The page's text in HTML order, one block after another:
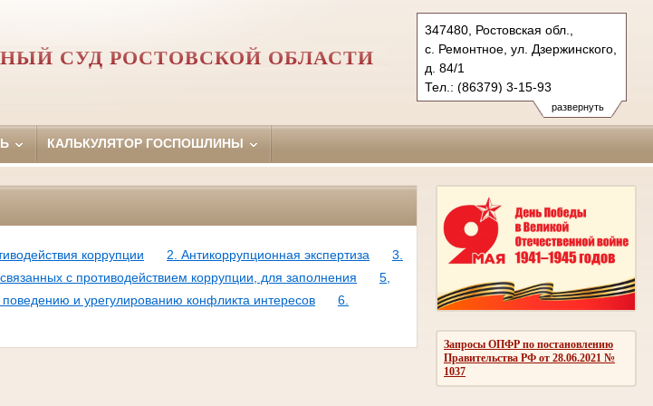
развернуть
347480, Ростовская обл.,
с. Ремонтное, ул. Дзержинского,
д. 84/1
Тел.: (86379) 3-15-93
(86379) 3-17-44 (ф.)
remontnensky.ros@sudrf.ru
СУД РОСТОВСКОЙ ОБЛАСТИ
КАЛЬКУЛЯТОР ГОСПОШЛИНЫ
Запросы ОПФР по постановлению
Правительства РФ от 28.06.2021 №
1037
коррупции 2. Антикоррупционная экспертиза
3.
с противодействием коррупции, для заполнения
5,
и урегулированию конфликта интересов
6.